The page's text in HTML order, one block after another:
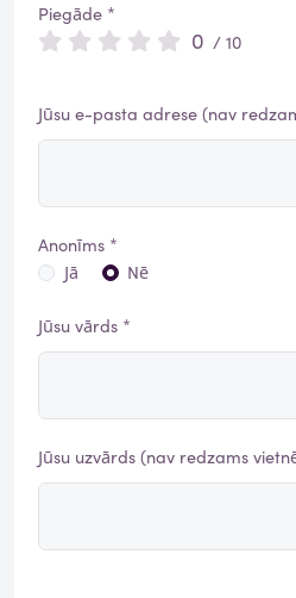
Piegāde *
0 / 10
Jūsu e-pasta adrese (nav
Anonīms *
Jā
Nē
Jūsu vārds *
Jūsu uzvārds (nav redzams